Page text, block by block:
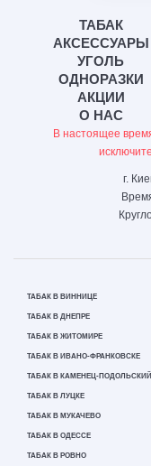
ТАБАК
АКСЕССУАРЫ
УГОЛЬ
ОДНОРАЗКИ
АКЦИИ
О НАС
В настоящее
г.
ТАБАК В ВИННИЦЕ
ТАБАК В ДНЕПРЕ
ТАБАК В ЖИТОМИРЕ
ТАБАК В ИВАНО-ФРАНКОВСКЕ
ТАБАК В КАМЕНЕЦ-ПОДОЛЬСКИЙ
ТАБАК В ЛУЦКЕ
ТАБАК В МУКАЧЕВО
ТАБАК В ОДЕССЕ
ТАБАК В РОВНО